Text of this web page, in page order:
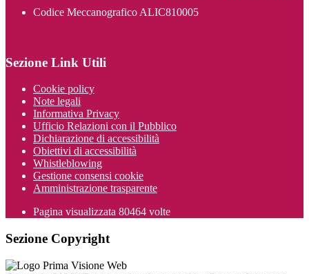
Codice Meccanografico ALIC810005
Sezione Link Utili
Cookie policy
Note legali
Informativa Privacy
Ufficio Relazioni con il Pubblico
Dichiarazione di accessibilità
Obiettivi di accessibilità
Whistleblowing
Gestione consensi cookie
Amministrazione trasparente
Pagina visualizzata 80464 volte
Sezione Copyright